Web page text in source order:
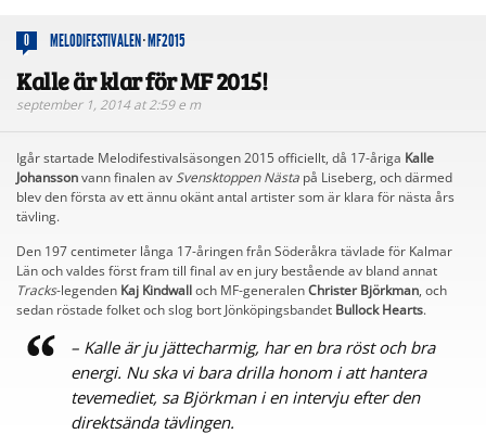
0 MELODIFESTIVALEN·MF2015
Kalle är klar för MF 2015!
september 1, 2014 at 2:59 e m
Igår startade Melodifestivalsäsongen 2015 officiellt, då 17-åriga Kalle
Johanssonvann finalen avSvensktoppen Nästa på Liseberg, och därmed
blev den första av ett ännu okänt antal artister som är klara för nästa års
tävling.
Den 197 centimeter långa 17-åringen från Söderåkra tävlade för Kalmar
Län och valdes först fram till final av en jury bestående av bland annat
Tracks-legenden Kaj Kindwalloch MF-generalenChrister Björkman, och
sedan röstade folket och slog bort Jönköpingsbandet Bullock Hearts.
– Kalle är ju jättecharmig, har en bra röst och bra
energi. Nu ska vi bara drilla honom i att hantera
tevemediet, sa Björkman i en intervju efter den
direktsända tävlingen.